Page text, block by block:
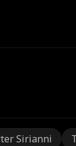
Sirianni